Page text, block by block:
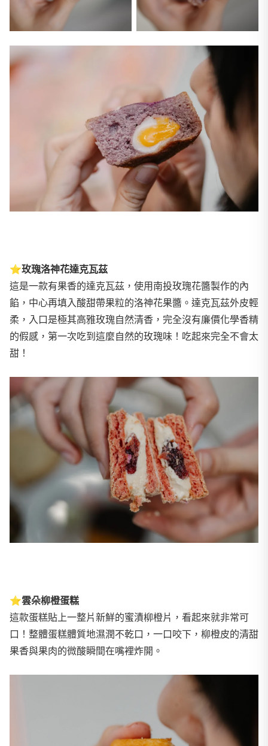
⭐玫瑰洛神花達克瓦茲
這是一款有果香的達克瓦茲，使用南投玫瑰花醬製作的內
餡，中心再填入酸甜帶果粒的洛神花果醬。達克瓦茲外皮輕
柔，入口是極其高雅玫瑰自然清香，完全沒有廉價化學香精
的假感，第一次吃到這麼自然的玫瑰味！吃起來完全不會太
甜！
⭐雲朵柳橙蛋糕
這款蛋糕貼上一整片新鮮的蜜漬柳橙片，看起來就非常可
口！整體蛋糕體質地濕潤不乾口，一口咬下，柳橙皮的清甜
果香與果肉的微酸瞬間在嘴裡炸開。